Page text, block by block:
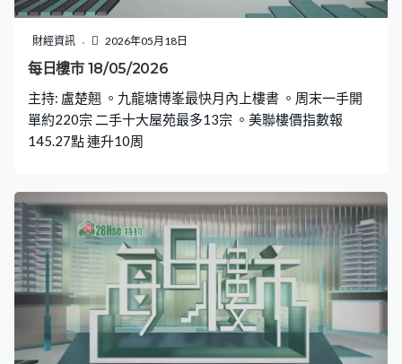
財經資訊 2026年05月18日
每日樓市 18/05/2026
主持: 盧楚翹 。九龍塘博峯最快月內上樓書 。周末一手開
單約220宗 二手十大屋苑最多13宗 。美聯樓價指數報
145.27點 連升10周